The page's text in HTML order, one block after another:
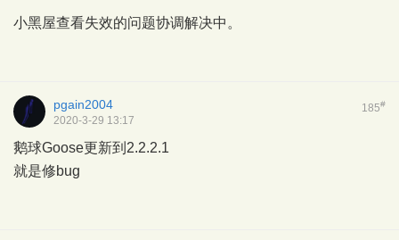
小黑屋查看失效的问题协调解决中。
185#
pgain2004
2020-3-29 13:17
鹅球Goose更新到2.2.2.1
就是修bug